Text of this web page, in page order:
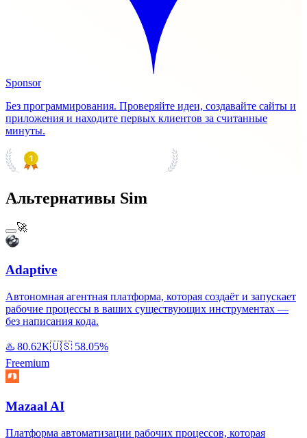
Sponsor
Без программирования. Проверяйте идеи, создавайте сайты и
приложения и находите первых клиентов за считанные
минуты.
Альтернативы Sim
🚀
Adaptive
Автономная агентная платформа, которая создаёт и запускает
рабочие процессы в ваших существующих инструментах —
без написания кода.
♨️ 80.62K🇺🇸 58.05%
Freemium
Mazaal AI
Платформа автоматизации рабочих процессов, которая